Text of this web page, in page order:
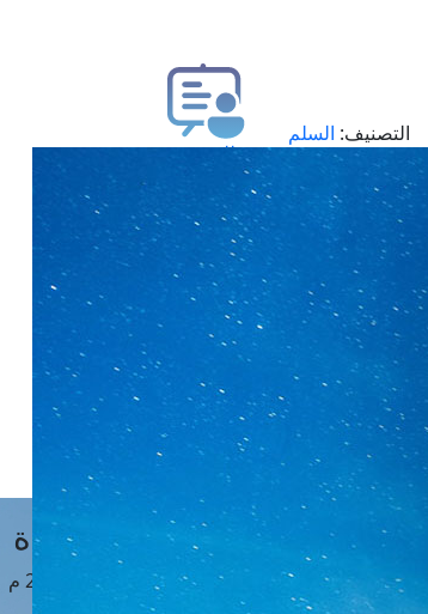
التصنيف: السلم
طلب فتوى
استعلام عن فتوى
حجز موعد
الفتوى الهاتفية
مَواقِيتُ الصَّـــلاة
القاهرة · 07 أغسطس 2026 م